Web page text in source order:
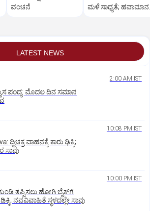
ವಂಚನೆ
ಮಳೆ ಸಾಧ್ಯತೆ; ಹವಾಮಾನ
LATEST NEWS
2:00 AM IST
ಪಂದ್ಯ: ಮೊದಲ ದಿನ ಸಮಾನ
10:08 PM IST
ದ್ವಿಚಕ್ರ ವಾಹನಕ್ಕೆ ಕಾರು ಢಿಕ್ಕಿ;
ಸಾವು
10:00 PM IST
ತಪ್ಪಿಸಲು ಹೋಗಿ ಬೈಕ್‌ಗೆ
ನವವಿವಾಹಿತೆ ಸ್ಥಳದಲ್ಲೇ ಸಾವು